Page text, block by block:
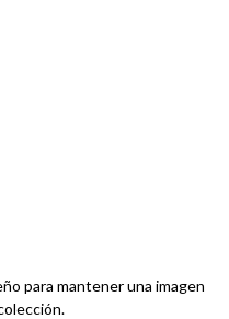
para mantener una imagen